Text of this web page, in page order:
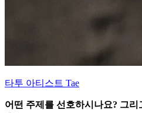
타투 아티스트 Tae
어떤 주제를 선호하시나요? 그